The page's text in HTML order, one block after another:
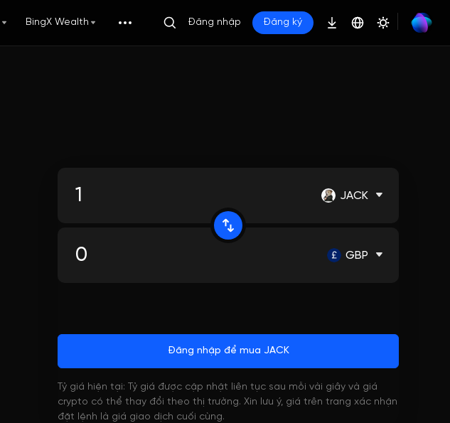
BingX Wealth Đăng nhập Đăng ký
JACK
GBP
Đăng nhập để mua JACK
Tỷ giá hiện tại: Tỷ giá được cập nhật liên tục sau mỗi vài giây và giá
crypto có thể thay đổi theo thị trường. Xin lưu ý, giá trên trang xác nhận
đặt lệnh là giá giao dịch cuối cùng.